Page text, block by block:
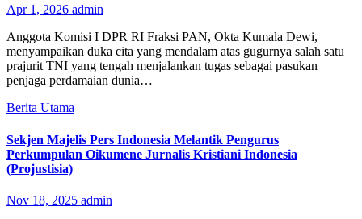
Apr 1, 2026 admin
Anggota Komisi I DPR RI Fraksi PAN, Okta Kumala Dewi,
menyampaikan duka cita yang mendalam atas gugurnya salah satu
prajurit TNI yang tengah menjalankan tugas sebagai pasukan
penjaga perdamaian dunia…
Berita Utama
Sekjen Majelis Pers Indonesia Melantik Pengurus
Perkumpulan Oikumene Jurnalis Kristiani Indonesia
(Projustisia)
Nov 18, 2025 admin